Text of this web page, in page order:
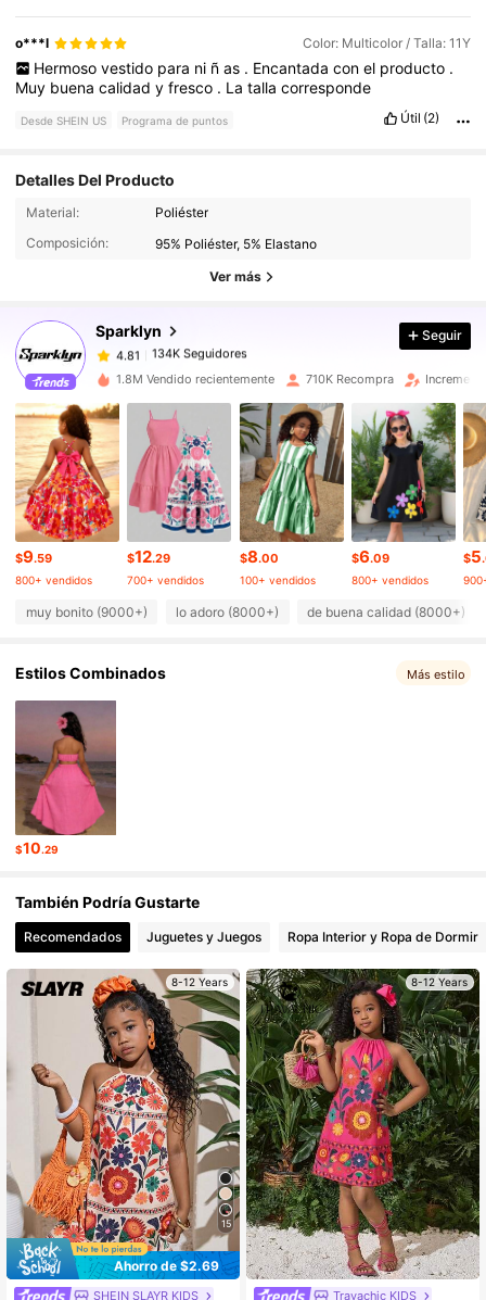
o***l Color: Multicolor / Talla: 11Y
Hermoso vestido para ni ñ as . Encantada con el producto .
Muy buenacalidadyfresco . Latallacorresponde
Desde SHEIN US Programa de puntos Útil (2)
Detalles Del Producto
Material:
Poliéster
Composición:
95% Poliéster, 5% Elastano
Ver más
Sparklyn
134K Seguidores
4.81
134K Seguidores
a***1
pagóHace 5 horas
4.81 134K Seguidores
4.81 134K Seguidores
4.81 134K Seguidores
4.81 134K Seguidores
4.81 134K Seguidores
Seguir
1.8M Vendido recientemente 710K Recompra
$9.59
800+ vendidos
$12.29
700+ vendidos
$8.00
100+ vendidos
$6.09
800+ vendidos
$5
muy bonito (9000+) lo adoro (8000+) de buena calidad (8000+)
Estilos Combinados Más estilo
$10.29
También Podría Gustarte
Recomendados Juguetes y Juegos Ropa Interior y Ropa de Dormir
8-12 Years
15
Ahorro de $2.69
SHEIN SLAYR KIDS
8-12 Years
Travachic KIDS